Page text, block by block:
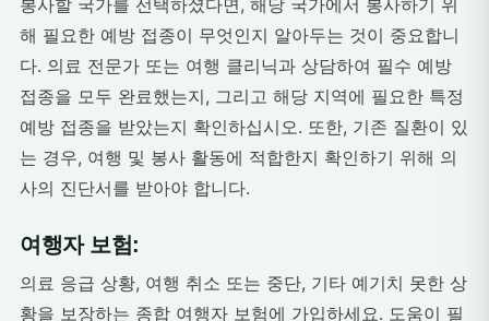
봉사할 국가를 선택하셨다면, 해당 국가에서 봉사하기 위
해 필요한 예방 접종이 무엇인지 알아두는 것이 중요합니
다. 의료 전문가 또는 여행 클리닉과 상담하여 필수 예방
접종을 모두 완료했는지, 그리고 해당 지역에 필요한 특정
예방 접종을 받았는지 확인하십시오. 또한, 기존 질환이 있
는 경우, 여행 및 봉사 활동에 적합한지 확인하기 위해 의
사의 진단서를 받아야 합니다.
여행자 보험:
의료 응급 상황, 여행 취소 또는 중단, 기타 예기치 못한 상
황을 보장하는 종합 여행자 보험에 가입하세요. 도움이 필